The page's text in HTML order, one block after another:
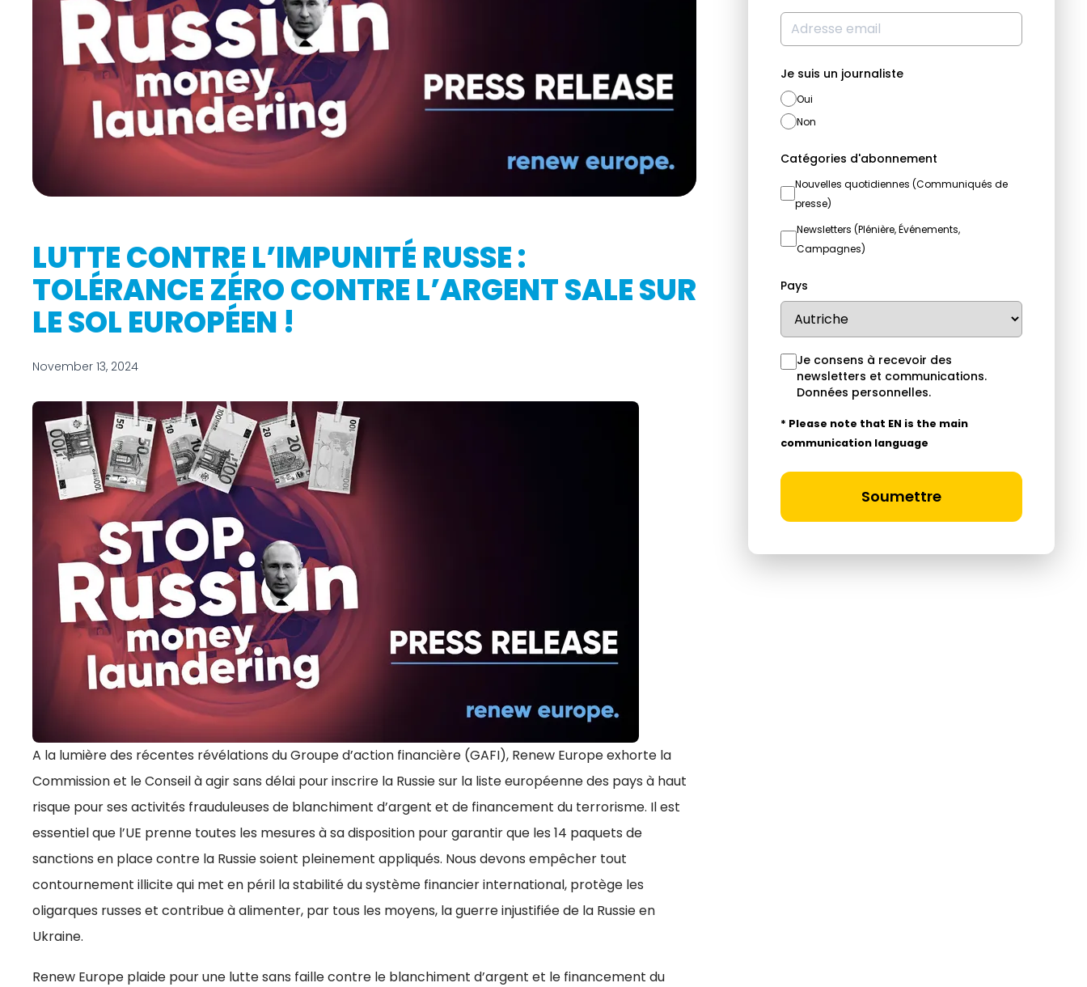
LUTTE CONTRE L’IMPUNITÉ RUSSE :
TOLÉRANCE ZÉRO CONTRE L’ARGENT SALE SUR
LE SOL EUROPÉEN !
November 13, 2024
A la lumière des récentes révélations du Groupe d’action financière (GAFI), Renew Europe exhorte la
Commission et le Conseil à agir sans délai pour inscrire la Russie sur la liste européenne des pays à haut
risque pour ses activités frauduleuses de blanchiment d’argent et de financement du terrorisme. Il est
essentiel que l’UE prenne toutes les mesures à sa disposition pour garantir que les 14 paquets de
sanctions en place contre la Russie soient pleinement appliqués. Nous devons empêcher tout
contournement illicite qui met en péril la stabilité du système financier international, protège les
oligarques russes et contribue à alimenter, par tous les moyens, la guerre injustifiée de la Russie en
Ukraine.
Renew Europe plaide pour une lutte sans faille contre le blanchiment d’argent et le financement du
Je suis un journaliste
Oui
Non
Catégories d'abonnement
Nouvelles quotidiennes (Communiqués de
presse)
Newsletters (Plénière, Événements,
Campagnes)
Pays
Je consens à recevoir des
newsletters et communications.
Données personnelles.
* Please note that EN is the main
communication language
Soumettre